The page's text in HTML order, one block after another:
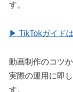
す。
▶ TikTokガイド
動画制作のコツ
実際の運用に即
す。